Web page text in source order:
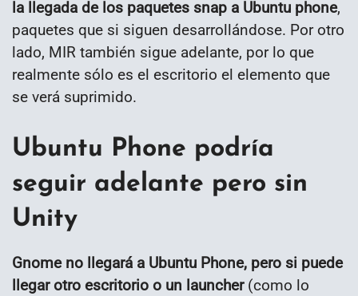
la llegada de los paquetes snap a Ubuntu phone,
paquetes que si siguen desarrollándose. Por otro
lado, MIR también sigue adelante, por lo que
realmente sólo es el escritorio el elemento que
se verá suprimido.
Ubuntu Phone podría
seguir adelante pero sin
Unity
Gnome no llegará a Ubuntu Phone, pero si puede
llegar otro escritorio o un launcher(como lo